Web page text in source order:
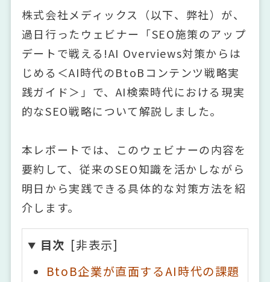
株式会社メディックス（以下、弊社）が、
過日行ったウェビナー「SEO施策のアップ
デートで戦える!AI Overviews対策からは
じめる＜AI時代のBtoBコンテンツ戦略実
践ガイド＞」で、AI検索時代における現実
的なSEO戦略について解説しました。
本レポートでは、このウェビナーの内容を
要約して、従来のSEO知識を活かしながら
明日から実践できる具体的な対策方法を紹
介します。
目次
BtoB企業が直面するAI時代の課題